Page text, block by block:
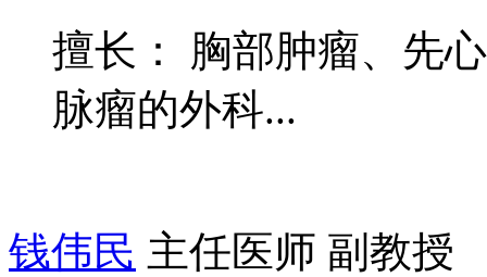
擅长： 胸部肿瘤、先
脉瘤的外科...
钱伟民 主任医师 副教授